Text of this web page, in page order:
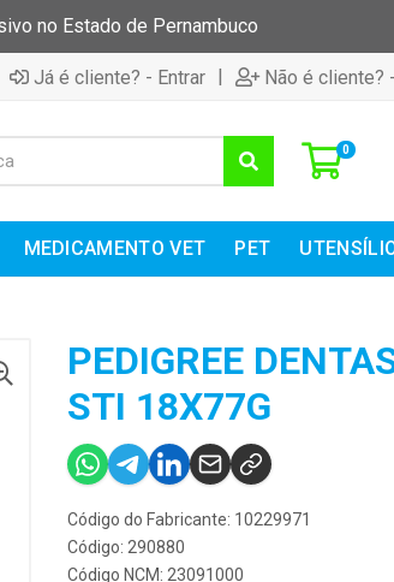
no Estado de Pernambuco
Já é cliente? - Entrar | Não é cliente?
0
MEDICAMENTO VET PET
PEDIGREE
STI 18X77G
Código do Fabricante: 10229971
Código: 290880
Código NCM: 23091000